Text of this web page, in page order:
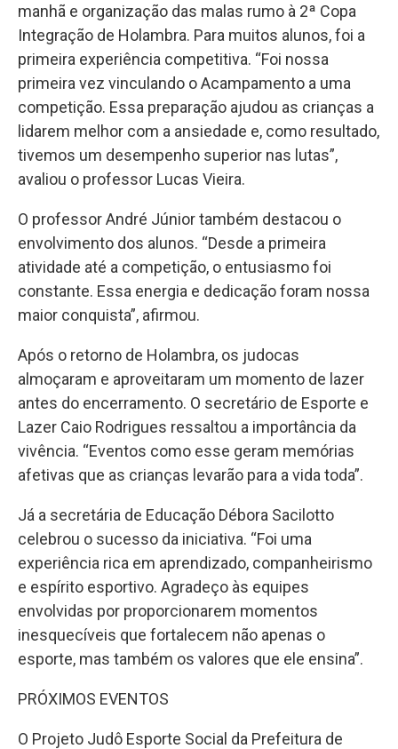
manhã e organização das malas rumo à 2ª Copa
Integração de Holambra. Para muitos alunos, foi a
primeira experiência competitiva. “Foi nossa
primeira vez vinculando o Acampamento a uma
competição. Essa preparação ajudou as crianças a
lidarem melhor com a ansiedade e, como resultado,
tivemos um desempenho superior nas lutas”,
avaliou o professor Lucas Vieira.
O professor André Júnior também destacou o
envolvimento dos alunos. “Desde a primeira
atividade até a competição, o entusiasmo foi
constante. Essa energia e dedicação foram nossa
maior conquista”, afirmou.
Após o retorno de Holambra, os judocas
almoçaram e aproveitaram um momento de lazer
antes do encerramento. O secretário de Esporte e
Lazer Caio Rodrigues ressaltou a importância da
vivência. “Eventos como esse geram memórias
afetivas que as crianças levarão para a vida toda”.
Já a secretária de Educação Débora Sacilotto
celebrou o sucesso da iniciativa. “Foi uma
experiência rica em aprendizado, companheirismo
e espírito esportivo. Agradeço às equipes
envolvidas por proporcionarem momentos
inesquecíveis que fortalecem não apenas o
esporte, mas também os valores que ele ensina”.
PRÓXIMOS EVENTOS
O Projeto Judô Esporte Social da Prefeitura de